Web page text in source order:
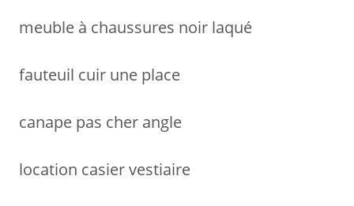
meuble à chaussures noir laqué
fauteuil cuir une place
canape pas cher angle
location casier vestiaire